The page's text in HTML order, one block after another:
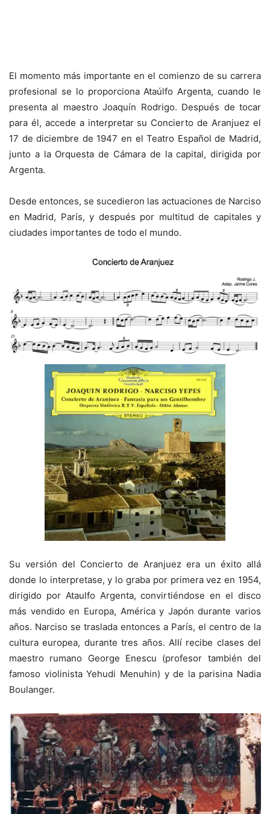
El momento más importante en el comienzo de su carrera
profesional se lo proporciona Ataúlfo Argenta, cuando le
presenta al maestro Joaquín Rodrigo. Después de tocar
para él, accede a interpretar su Concierto de Aranjuez el
17 de diciembre de 1947 en el Teatro Español de Madrid,
junto a la Orquesta de Cámara de la capital, dirigida por
Argenta.
Desde entonces, se sucedieron las actuaciones de Narciso
en Madrid, París, y después por multitud de capitales y
ciudades importantes de todo el mundo.
Su versión del Concierto de Aranjuez era un éxito allá
donde lo interpretase, y lo graba por primera vez en 1954,
dirigido por Ataulfo Argenta, convirtiéndose en el disco
más vendido en Europa, América y Japón durante varios
años. Narciso se traslada entonces a París, el centro de la
cultura europea, durante tres años. Allí recibe clases del
maestro rumano George Enescu (profesor también del
famoso violinista Yehudi Menuhin) y de la parisina Nadia
Boulanger.